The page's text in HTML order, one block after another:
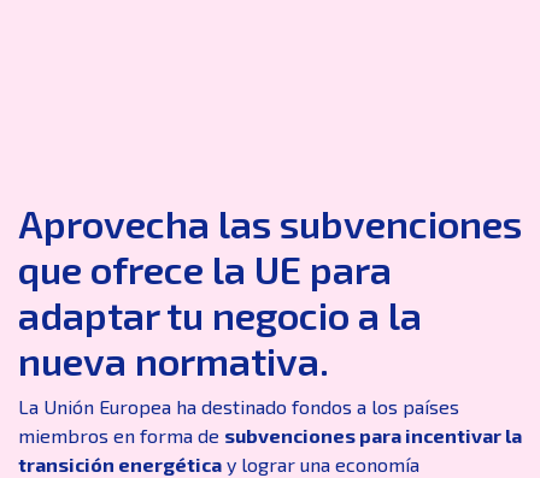
Aprovecha las subvenciones
que ofrece la UE para
adaptar tu negocio a la
nueva normativa.
La Unión Europea ha destinado fondos a los países
miembros en forma de subvenciones para incentivar la
transición energética y lograr una economía